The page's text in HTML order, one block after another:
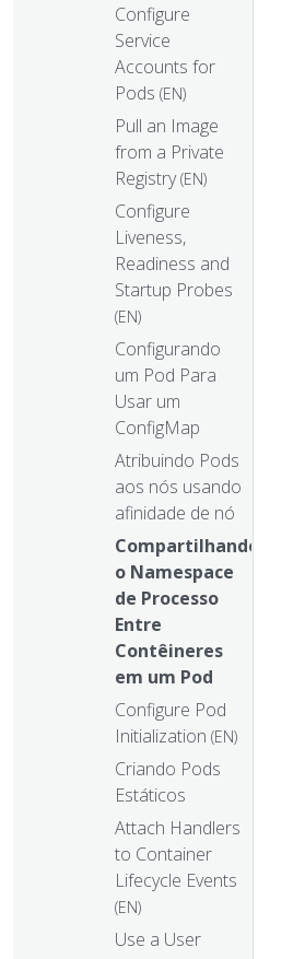
Configure
Service
Accounts for
Pods (EN)
Pull an Image
from a Private
Registry (EN)
Configure
Liveness,
Readiness and
Startup Probes
(EN)
Configurando
um Pod Para
Usar um
ConfigMap
Atribuindo Pods
aos nós usando
afinidade de nó
Compartilhando
o Namespace
de Processo
Entre
Contêineres
em um Pod
Configure Pod
Initialization (EN)
Criando Pods
Estáticos
Attach Handlers
to Container
Lifecycle Events
(EN)
Use a User